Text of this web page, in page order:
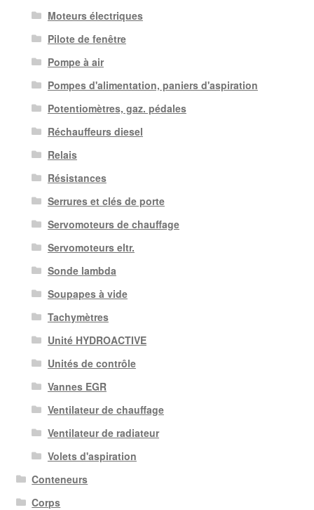
Moteurs électriques
Pilote de fenêtre
Pompe à air
Pompes d'alimentation, paniers d'aspiration
Potentiomètres, gaz. pédales
Réchauffeurs diesel
Relais
Résistances
Serrures et clés de porte
Servomoteurs de chauffage
Servomoteurs eltr.
Sonde lambda
Soupapes à vide
Tachymètres
Unité HYDROACTIVE
Unités de contrôle
Vannes EGR
Ventilateur de chauffage
Ventilateur de radiateur
Volets d'aspiration
Conteneurs
Corps